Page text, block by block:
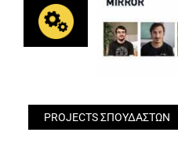
PROJECTS ΣΠΟΥΔΑΣΤΩΝ